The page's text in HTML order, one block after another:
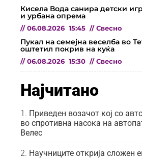
Кисела Вода санира детски
и урбана опрема
// 06.08.2026 15:45 // Свесно
Пукал на семејна веселба во
оштетил покрив на куќа
// 06.08.2026 15:30 // Свесно
Најчитано
Приведен возачот кој со
во спротивна насока на
Велес
Научниците открија сложен